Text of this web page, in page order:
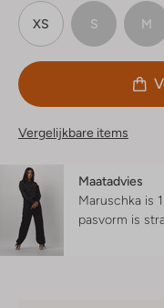
XS S M
Vergelijkbare items
Maatadvies
Maruschka is
pasvorm is